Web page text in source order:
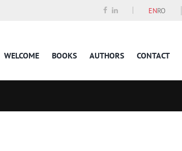
ENRO
WELCOME BOOKS AUTHORS CONTACT